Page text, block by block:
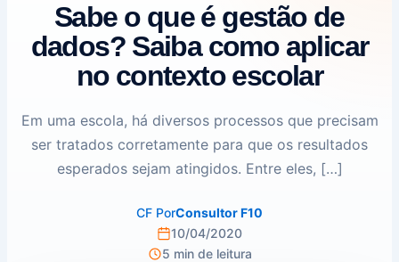
Sabe o que é gestão de
dados? Saiba como aplicar
no contexto escolar
Em uma escola, há diversos processos que precisam
ser tratados corretamente para que os resultados
esperados sejam atingidos. Entre eles, […]
CF PorConsultor F10
10/04/2020
5 min de leitura